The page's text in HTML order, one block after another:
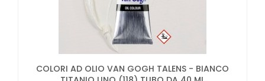
COLORI AD OLIO VAN GOGH TALENS - BIANCO